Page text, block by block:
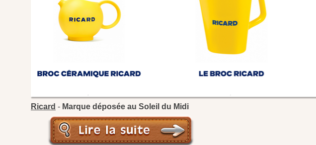
Ricard - Marque déposée au Soleil du Midi